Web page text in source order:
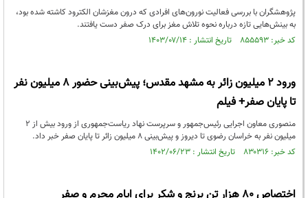
پژوهشگران با بررسی فعالیت نورون‌های افرادی که درون مغزشان الکترود کاشته شده بود،
به بینش‌هایی تازه درباره نحوه تلاش مغز برای درک صفر دست یافتند.
کد خبر: ۸۵۵۵۹۳ تاریخ انتشار : ۱۴۰۳/۰۷/۱۴
ورود ۲ میلیون زائر به مشهد مقدس؛ پیش‌بینی حضور ۸ میلیون نفر
تا پایان صفر+ فیلم
منصوری معاون اجرایی رئیس‌جمهور و سرپرست نهاد ریاست‌جمهوری از ورود بیش از ۲
میلیون نفر به خراسان رضوی تا دیروز و پیش‌بینی ۸ میلیون زائر تا پایان صفر خبر داد.
کد خبر: ۸۳۰۳۱۶ تاریخ انتشار : ۱۴۰۲/۰۶/۲۳